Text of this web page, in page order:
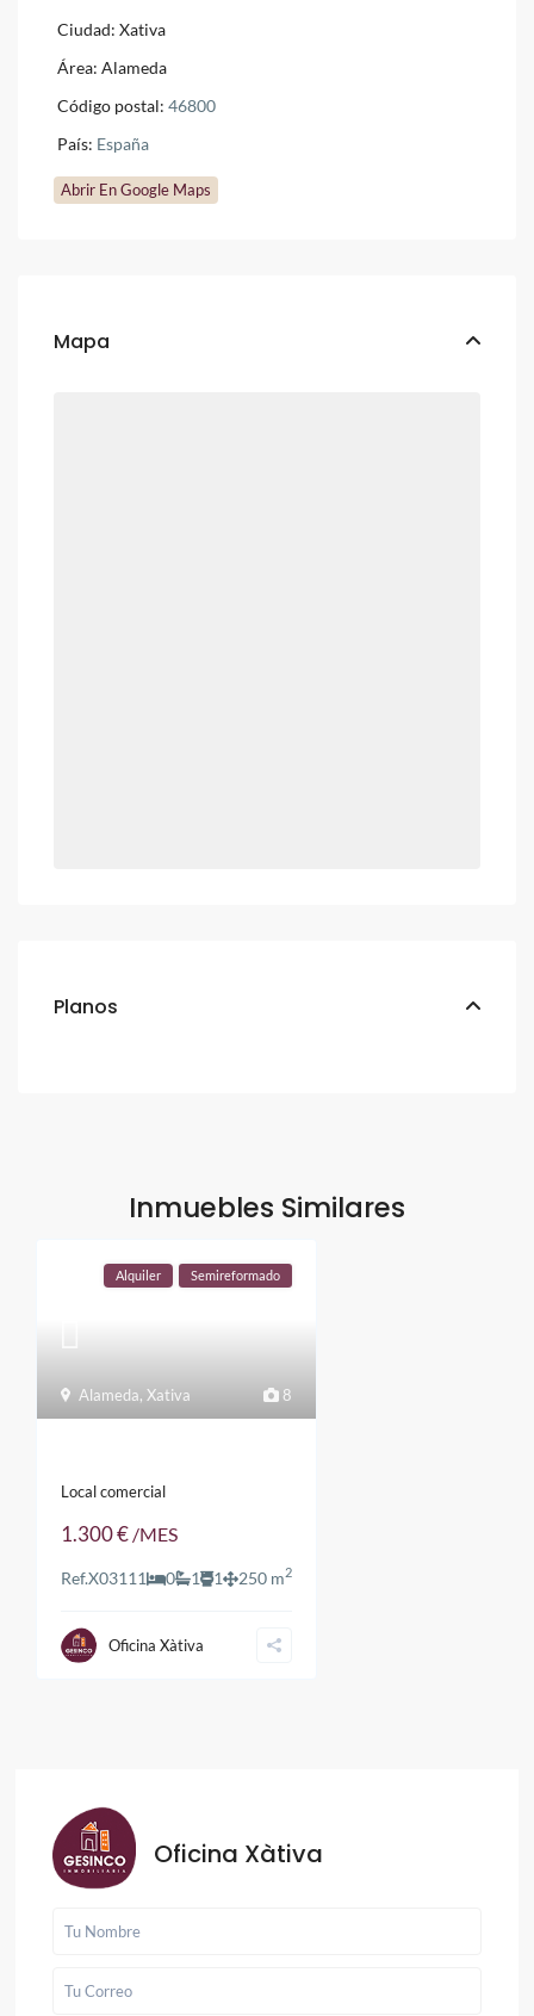
Ciudad: Xativa
Área: Alameda
Código postal: 46800
País: España
Abrir En Google Maps
Mapa
Planos
Inmuebles Similares
8
Alameda,Xativa
Alquiler Semireformado
Local comercial
1.300 € /MES
Ref.X03111 0 1 1 250 m2
Oficina Xàtiva
Oficina Xàtiva